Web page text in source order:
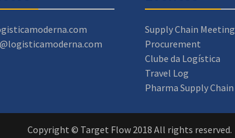
Supply Chain Meeting
Procurement
Clube da Logística
Travel Log
Pharma Supply Chain
Copyright © Target Flow 2018 All rights reserved.